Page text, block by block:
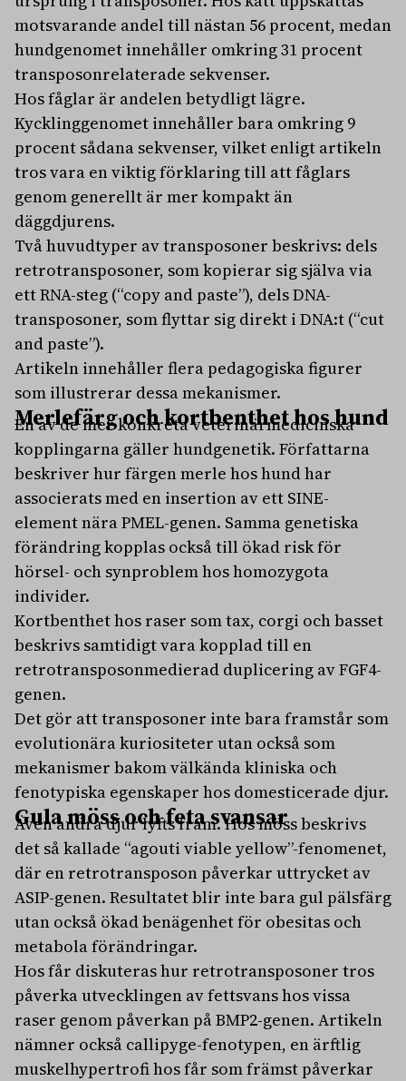
motsvarande andel till nästan 56 procent, medan
hundgenomet innehåller omkring 31 procent
transposonrelaterade sekvenser.
Hos fåglar är andelen betydligt lägre.
Kycklinggenomet innehåller bara omkring 9
procent sådana sekvenser, vilket enligt artikeln
tros vara en viktig förklaring till att fåglars
genom generellt är mer kompakt än
däggdjurens.
Två huvudtyper av transposoner beskrivs: dels
retrotransposoner, som kopierar sig själva via
ett RNA-steg (“copy and paste”), dels DNA-
transposoner, som flyttar sig direkt i DNA:t (“cut
and paste”).
Artikeln innehåller flera pedagogiska figurer
som illustrerar dessa mekanismer.
Merlefärg och kortbenthet hos hund
En av de mer konkreta veterinärmedicinska
kopplingarna gäller hundgenetik. Författarna
beskriver hur färgen merle hos hund har
associerats med en insertion av ett SINE-
element nära PMEL-genen. Samma genetiska
förändring kopplas också till ökad risk för
hörsel- och synproblem hos homozygota
individer.
Kortbenthet hos raser som tax, corgi och basset
beskrivs samtidigt vara kopplad till en
retrotransposonmedierad duplicering av FGF4-
genen.
Det gör att transposoner inte bara framstår som
evolutionära kuriositeter utan också som
mekanismer bakom välkända kliniska och
fenotypiska egenskaper hos domesticerade djur.
Gula möss och feta svansar
Även andra djur lyfts fram. Hos möss beskrivs
det så kallade “agouti viable yellow”-fenomenet,
där en retrotransposon påverkar uttrycket av
ASIP-genen. Resultatet blir inte bara gul pälsfärg
utan också ökad benägenhet för obesitas och
metabola förändringar.
Hos får diskuteras hur retrotransposoner tros
påverka utvecklingen av fettsvans hos vissa
raser genom påverkan på BMP2-genen. Artikeln
nämner också callipyge-fenotypen, en ärftlig
muskelhypertrofi hos får som främst påverkar